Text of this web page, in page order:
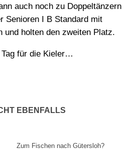
auch noch zu Doppeltänzern
Senioren I B Standard mit
und holten den zweiten Platz.
Tag für die Kieler…
EBENFALLS
Zum Fischen nach Gütersloh?